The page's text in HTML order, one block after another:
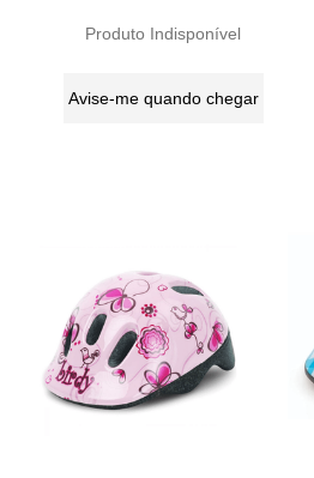
Produto Indisponível
Avise-me quando chegar